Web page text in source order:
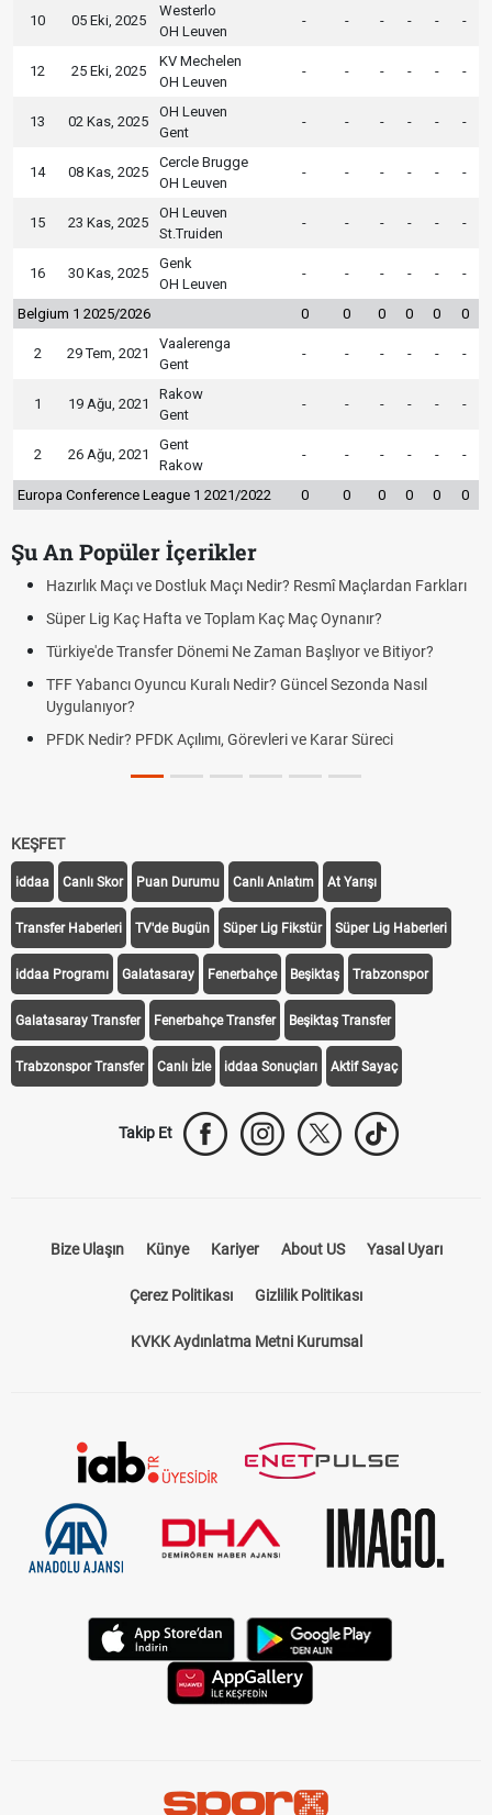
10 05 Eki, 2025
Westerlo
OH Leuven
- - - - - -
12 25 Eki, 2025
KV Mechelen
OH Leuven
- - - - - -
13 02 Kas, 2025
OH Leuven
Gent
- - - - - -
14 08 Kas, 2025
Cercle Brugge
OH Leuven
- - - - - -
15 23 Kas, 2025
OH Leuven
St.Truiden
- - - - - -
16 30 Kas, 2025
Genk
OH Leuven
- - - - - -
Belgium 1 2025/2026 0 0 0 0 0 0
2 29 Tem, 2021
Vaalerenga
Gent
- - - - - -
1 19 Ağu, 2021
Rakow
Gent
- - - - - -
2 26 Ağu, 2021
Gent
Rakow
- - - - - -
Europa Conference League 1 2021/2022 0 0 0 0 0 0
Şu An Popüler İçerikler
Hazırlık Maçı ve Dostluk Maçı Nedir? Resmî Maçlardan Farkları
Süper Lig Kaç Hafta ve Toplam Kaç Maç Oynanır?
Türkiye'de Transfer Dönemi Ne Zaman Başlıyor ve Bitiyor?
TFF Yabancı Oyuncu Kuralı Nedir? Güncel Sezonda Nasıl
Uygulanıyor?
PFDK Nedir? PFDK Açılımı, Görevleri ve Karar Süreci
KEŞFET
iddaa Canlı Skor Puan Durumu Canlı Anlatım At Yarışı
Transfer Haberleri TV'de Bugün Süper Lig Fikstür Süper Lig Haberleri
iddaa Programı Galatasaray Fenerbahçe Beşiktaş Trabzonspor
Galatasaray Transfer Fenerbahçe Transfer Beşiktaş Transfer
Trabzonspor Transfer Canlı İzle iddaa Sonuçları Aktif Sayaç
Takip Et
Bize Ulaşın Künye Kariyer About US Yasal Uyarı
Çerez Politikası Gizlilik Politikası
KVKK Aydınlatma Metni Kurumsal